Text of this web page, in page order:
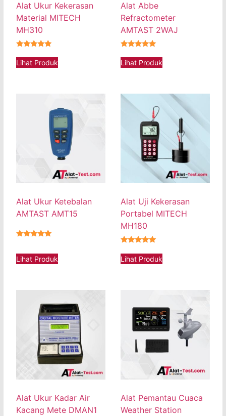
Alat Ukur Kekerasan
Material MITECH
MH310
Lihat Produk
Alat Abbe
Refractometer
AMTAST 2WAJ
Lihat Produk
Alat Ukur Ketebalan
AMTAST AMT15
Lihat Produk
Alat Uji Kekerasan
Portabel MITECH
MH180
Lihat Produk
Alat Ukur Kadar Air
Kacang Mete DMAN1
Alat Pemantau Cuaca
Weather Station